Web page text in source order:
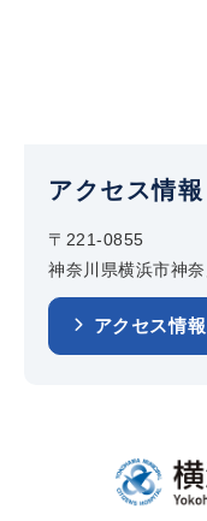
アクセス情報
〒221-0855
神奈川県横浜市神
アクセス情